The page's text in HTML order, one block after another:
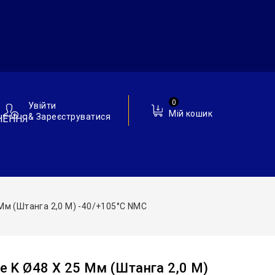
Мій кошик
0
Увійти
& Зареєструватися
(штанга 2,0 М) -40/+105°С NMC
K Ø48 X 25 Мм (штанга 2,0 М)